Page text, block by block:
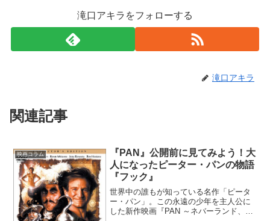
滝口アキラをフォローする
滝口アキラ
関連記事
映画コラム
『PAN』公開前に見てみよう！大
人になったピーター・パンの物語
『フック』
世界中の誰もが知っている名作「ピータ
ー・パン」。この永遠の少年を主人公に
した新作映画『PAN ～ネバーランド、夢